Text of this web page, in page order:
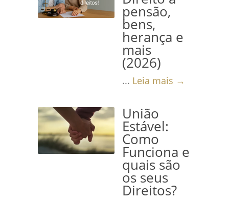
pensão,
bens,
herança e
mais
(2026)
... Leia mais →
União
Estável:
Como
Funciona e
quais são
os seus
Direitos?